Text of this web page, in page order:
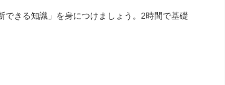
きる知識」を身につけましょう。2時間で基礎